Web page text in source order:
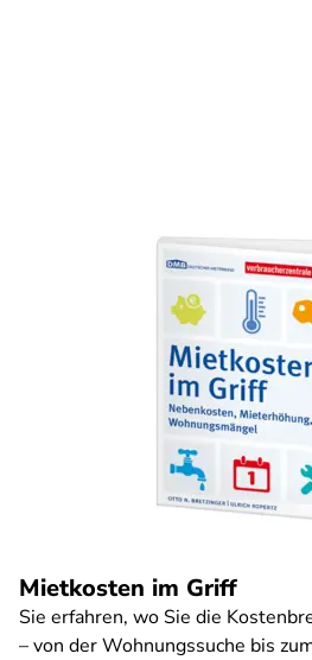
Mietkosten im Griff
Sie erfahren, wo Sie die
– von der Wohnungssuche bis